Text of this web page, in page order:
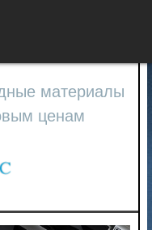
материалы
ценам